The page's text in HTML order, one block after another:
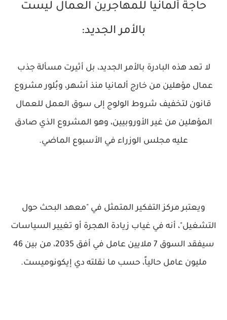
حاجة ألمانيا للمهاجرين العمال ليست
بالأمر الجديد:
لا تعد هذه البادرة بالأمر الجديد، بل أثيرت مسألة جذب
عمال مؤهلين من خارج ألمانيا منذ أشهر، وبُلور مشروع
قانون لتخفيف شروط الولوج إلى سوق العمل للعمال
المؤهلين من غير الأوروبيين، وهو المشروع الذي صادق
عليه مجلس الوزراء في الأسبوع الماضي.
ويعتبر مركز التفكير المتمثل في "معهد البحث حول
التشغيل"، أنه في غياب زيادة الهجرة أو تغيير السياسات
سيفقد السوق 7 ملايين عامل في أفق 2035، من بين 46
مليون عامل حالياً، حسب ما نقلته دي إيكونوميست.